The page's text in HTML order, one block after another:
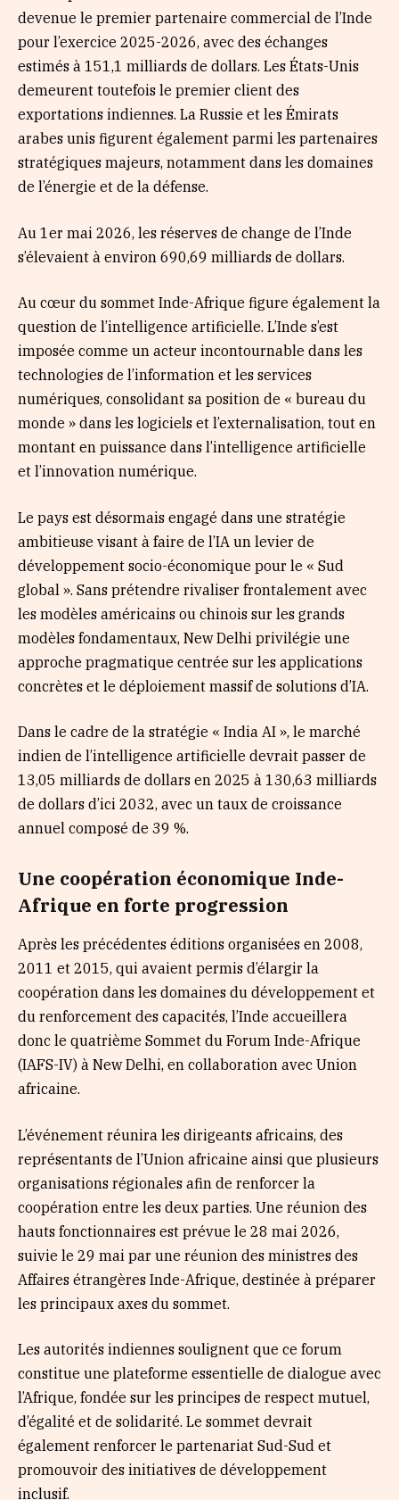
devenue le premier partenaire commercial de l’Inde
pour l’exercice 2025-2026, avec des échanges
estimés à 151,1 milliards de dollars. Les États-Unis
demeurent toutefois le premier client des
exportations indiennes. La Russie et les Émirats
arabes unis figurent également parmi les partenaires
stratégiques majeurs, notamment dans les domaines
de l’énergie et de la défense.
Au 1er mai 2026, les réserves de change de l’Inde
s’élevaient à environ 690,69 milliards de dollars.
Au cœur du sommet Inde-Afrique figure également la
question de l’intelligence artificielle. L’Inde s’est
imposée comme un acteur incontournable dans les
technologies de l’information et les services
numériques, consolidant sa position de « bureau du
monde » dans les logiciels et l’externalisation, tout en
montant en puissance dans l’intelligence artificielle
et l’innovation numérique.
Le pays est désormais engagé dans une stratégie
ambitieuse visant à faire de l’IA un levier de
développement socio-économique pour le « Sud
global ». Sans prétendre rivaliser frontalement avec
les modèles américains ou chinois sur les grands
modèles fondamentaux, New Delhi privilégie une
approche pragmatique centrée sur les applications
concrètes et le déploiement massif de solutions d’IA.
Dans le cadre de la stratégie « India AI », le marché
indien de l’intelligence artificielle devrait passer de
13,05 milliards de dollars en 2025 à 130,63 milliards
de dollars d’ici 2032, avec un taux de croissance
annuel composé de 39 %.
Une coopération économique Inde-
Afrique en forte progression
Après les précédentes éditions organisées en 2008,
2011 et 2015, qui avaient permis d’élargir la
coopération dans les domaines du développement et
du renforcement des capacités, l’Inde accueillera
donc le quatrième Sommet du Forum Inde-Afrique
(IAFS-IV) à New Delhi, en collaboration avec Union
africaine.
L’événement réunira les dirigeants africains, des
représentants de l’Union africaine ainsi que plusieurs
organisations régionales afin de renforcer la
coopération entre les deux parties. Une réunion des
hauts fonctionnaires est prévue le 28 mai 2026,
suivie le 29 mai par une réunion des ministres des
Affaires étrangères Inde-Afrique, destinée à préparer
les principaux axes du sommet.
Les autorités indiennes soulignent que ce forum
constitue une plateforme essentielle de dialogue avec
l’Afrique, fondée sur les principes de respect mutuel,
d’égalité et de solidarité. Le sommet devrait
également renforcer le partenariat Sud-Sud et
promouvoir des initiatives de développement
inclusif.